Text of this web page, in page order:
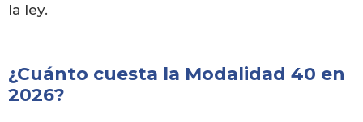
la ley.
¿Cuánto cuesta la Modalidad 40 en
2026?